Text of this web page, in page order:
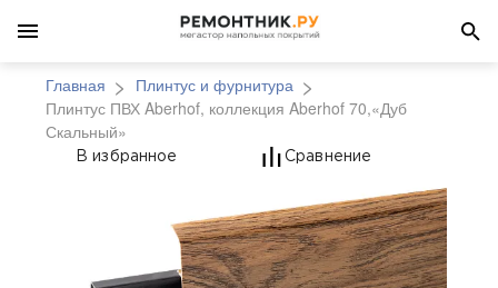
Главная
Плинтус и фурнитура
Плинтус ПВХ Aberhof, коллекция Aberhof 70,«Дуб
Скальный»
Плинтус ПВХ
В избранное Сравнение